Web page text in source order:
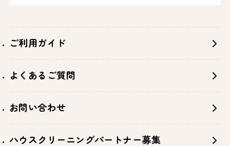
ご利用ガイド
よくあるご質問
お問い合わせ
ハウスクリーニングパートナー募集